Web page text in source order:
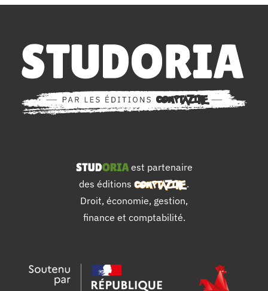
est partenaire
des éditions
.
Droit, économie, gestion,
finance et comptabilité.